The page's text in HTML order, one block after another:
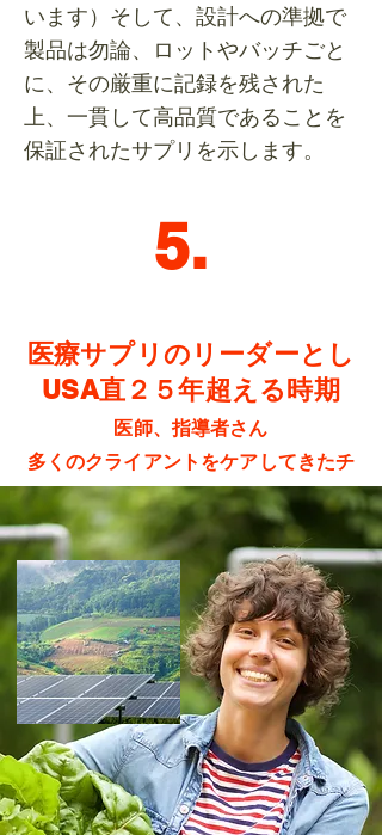
います）そして、設計への準拠で
製品は勿論、ロットやバッチごと
に、その厳重に記録を残された
上、 一貫して高品質であることを
保証されたサプリを示します。
5.
医療サプリのリーダーとし
USA直２５年超える時期
医師、指導者さん
多くのクライアントをケアしてきたチ
ームです